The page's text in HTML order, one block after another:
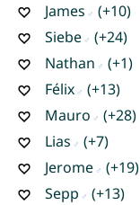
James
(+10)
Siebe
(+24)
Nathan
(+1)
Félix
(+13)
Mauro
(+28)
Lias
(+7)
Jerome
(+19)
Sepp
(+13)